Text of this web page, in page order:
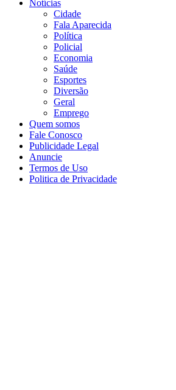
Notícias
Cidade
Fala Aparecida
Política
Policial
Economia
Saúde
Esportes
Diversão
Geral
Emprego
Quem somos
Fale Conosco
Publicidade Legal
Anuncie
Termos de Uso
Politica de Privacidade